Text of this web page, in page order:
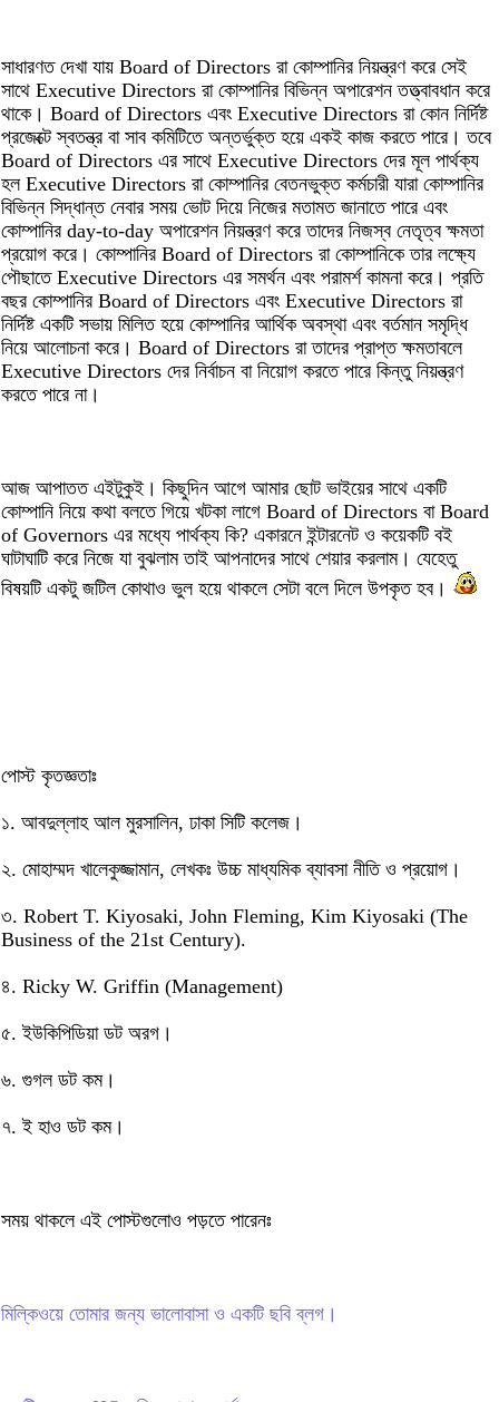
সাধারণত দেখা যায় Board of Directors রা কোম্পানির নিয়ন্ত্রণ করে সেই
সাথে Executive Directors রা কোম্পানির বিভিন্ন অপারেশন তত্ত্বাবধান করে
থাকে। Board of Directors এবং Executive Directors রা কোন নির্দিষ্ট
প্রজেক্টে স্বতন্ত্র বা সাব কমিটিতে অন্তর্ভুক্ত হয়ে একই কাজ করতে পারে। তবে
Board of Directors এর সাথে Executive Directors দের মূল পার্থক্য
হল Executive Directors রা কোম্পানির বেতনভুক্ত কর্মচারী যারা কোম্পানির
বিভিন্ন সিদ্ধান্ত নেবার সময় ভোট দিয়ে নিজের মতামত জানাতে পারে এবং
কোম্পানির day-to-day অপারেশন নিয়ন্ত্রণ করে তাদের নিজস্ব নেতৃত্ব ক্ষমতা
প্রয়োগ করে। কোম্পানির Board of Directors রা কোম্পানিকে তার লক্ষ্যে
পৌছাতে Executive Directors এর সমর্থন এবং পরামর্শ কামনা করে। প্রতি
বছর কোম্পানির Board of Directors এবং Executive Directors রা
নির্দিষ্ট একটি সভায় মিলিত হয়ে কোম্পানির আর্থিক অবস্থা এবং বর্তমান সমৃদ্ধি
নিয়ে আলোচনা করে। Board of Directors রা তাদের প্রাপ্ত ক্ষমতাবলে
Executive Directors দের নির্বাচন বা নিয়োগ করতে পারে কিন্তু নিয়ন্ত্রণ
করতে পারে না।
আজ আপাতত এইটুকুই। কিছুদিন আগে আমার ছোট ভাইয়ের সাথে একটি
কোম্পানি নিয়ে কথা বলতে গিয়ে খটকা লাগে Board of Directors বা Board
of Governors এর মধ্যে পার্থক্য কি? একারনে ইন্টারনেট ও কয়েকটি বই
ঘাটাঘাটি করে নিজে যা বুঝলাম তাই আপনাদের সাথে শেয়ার করলাম। যেহেতু
বিষয়টি একটু জটিল কোথাও ভুল হয়ে থাকলে সেটা বলে দিলে উপকৃত হব।
পোস্ট কৃতজ্ঞতাঃ
১. আবদুল্লাহ আল মুরসালিন, ঢাকা সিটি কলেজ।
২. মোহাম্মদ খালেকুজ্জামান, লেখকঃ উচ্চ মাধ্যমিক ব্যাবসা নীতি ও প্রয়োগ।
৩. Robert T. Kiyosaki, John Fleming, Kim Kiyosaki (The
Business of the 21st Century).
৪. Ricky W. Griffin (Management)
৫. ইউকিপিডিয়া ডট অরগ।
৬. গুগল ডট কম।
৭. ই হাও ডট কম।
সময় থাকলে এই পোস্টগুলোও পড়তে পারেনঃ
মিল্কিওয়ে তোমার জন্য ভালোবাসা ও একটি ছবি ব্লগ।